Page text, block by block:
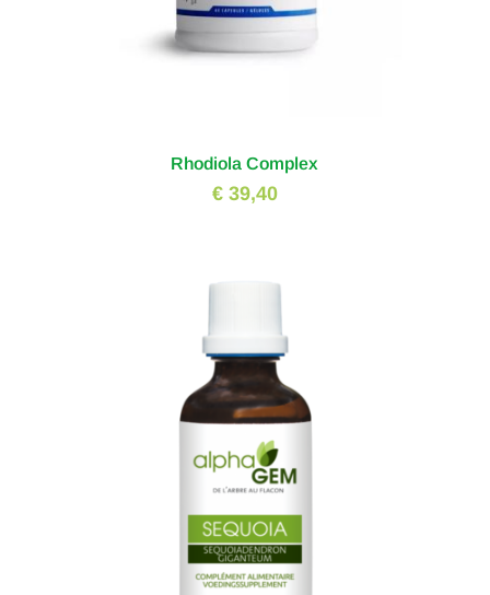
Rhodiola Complex
€ 39,40